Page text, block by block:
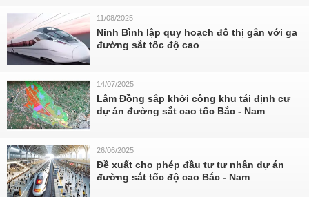
11/08/2025
Ninh Bình lập quy hoạch đô thị gắn với ga
đường sắt tốc độ cao
14/07/2025
Lâm Đồng sắp khởi công khu tái định cư
dự án đường sắt cao tốc Bắc - Nam
26/06/2025
Đề xuất cho phép đầu tư tư nhân dự án
đường sắt tốc độ cao Bắc - Nam